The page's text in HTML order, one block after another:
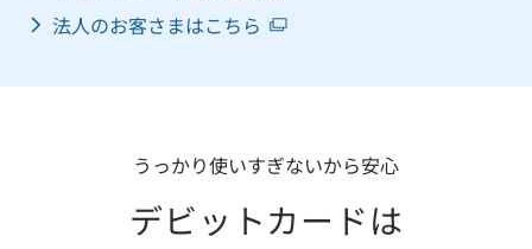
法人のお客さまはこちら
うっかり使いすぎないから安心
デビットカードは